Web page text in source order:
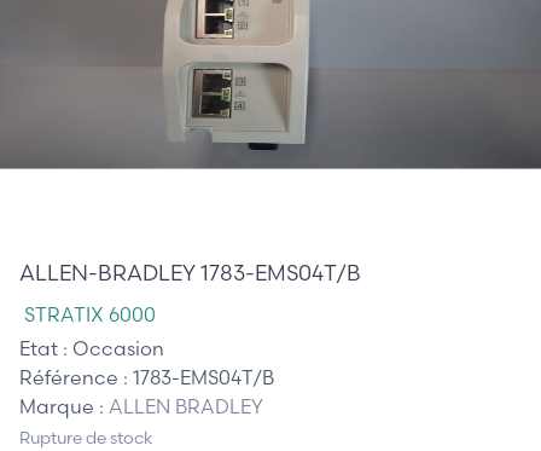
ALLEN-BRADLEY 1783-EMS04T/B
STRATIX 6000
Etat : Occasion
Référence : 1783-EMS04T/B
Marque : ALLEN BRADLEY
Rupture de stock